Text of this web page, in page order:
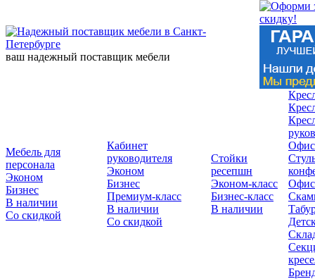
ваш надежный поставщик мебели
Мебель для
персонала
Эконом
Бизнес
В наличии
Со скидкой
Кабинет
руководителя
Эконом
Бизнес
Премиум-класс
В наличии
Со скидкой
Стойки
ресепшн
Эконом-класс
Бизнес-класс
В наличии